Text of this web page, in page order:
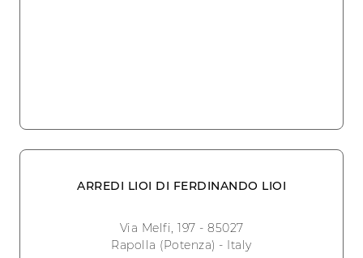
ARREDI LIOI DI FERDINANDO LIOI
Via Melfi, 197 - 85027
Rapolla (Potenza) - Italy